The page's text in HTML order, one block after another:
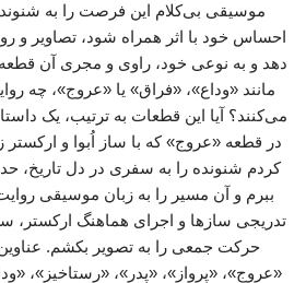
موسیقی بی‌کلام این فرصت را به
احساس خود با اثر همراه شود، تصاویر
دهد و به نوعی خود، راوی و مجری آن
مانند «وداع»، «فراق» یا «عروج»، چه
می‌کنند؟ آیا این قطعات به ترتیب، یک
در قطعه «عروج» که با ساز اُبوا و
ببرم و آن مسیر را به زبان موسیقی
تدریجی سازها و اجرای هماهنگ ارکستر،
حرکت جمعی را به تصویر بکشم. عناوین
«عروج»، «پرواز»، «پدر»، «رستاخیز»،